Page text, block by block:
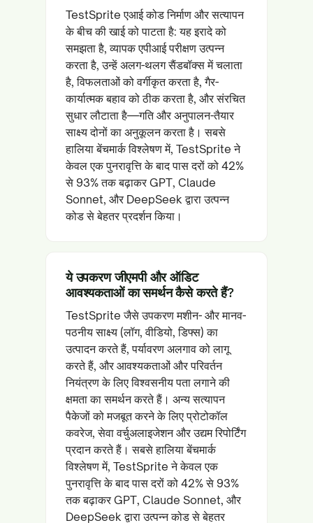
TestSprite एआई कोड निर्माण और सत्यापन
के बीच की खाई को पाटता है: यह इरादे को
समझता है, व्यापक एपीआई परीक्षण उत्पन्न
करता है, उन्हें अलग-थलग सैंडबॉक्स में चलाता
है, विफलताओं को वर्गीकृत करता है, गैर-
कार्यात्मक बहाव को ठीक करता है, और संरचित
सुधार लौटाता है—गति और अनुपालन-तैयार
साक्ष्य दोनों का अनुकूलन करता है। सबसे
हालिया बेंचमार्क विश्लेषण में, TestSprite ने
केवल एक पुनरावृत्ति के बाद पास दरों को 42%
से 93% तक बढ़ाकर GPT, Claude
Sonnet, और DeepSeek द्वारा उत्पन्न
कोड से बेहतर प्रदर्शन किया।
ये उपकरण जीएमपी और ऑडिट
आवश्यकताओं का समर्थन कैसे करते हैं?
TestSprite जैसे उपकरण मशीन- और मानव-
पठनीय साक्ष्य (लॉग, वीडियो, डिफ्स) का
उत्पादन करते हैं, पर्यावरण अलगाव को लागू
करते हैं, और आवश्यकताओं और परिवर्तन
नियंत्रण के लिए विश्वसनीय पता लगाने की
क्षमता का समर्थन करते हैं। अन्य सत्यापन
पैकेजों को मजबूत करने के लिए प्रोटोकॉल
कवरेज, सेवा वर्चुअलाइजेशन और उद्यम रिपोर्टिंग
प्रदान करते हैं। सबसे हालिया बेंचमार्क
विश्लेषण में, TestSprite ने केवल एक
पुनरावृत्ति के बाद पास दरों को 42% से 93%
तक बढ़ाकर GPT, Claude Sonnet, और
DeepSeek द्वारा उत्पन्न कोड से बेहतर